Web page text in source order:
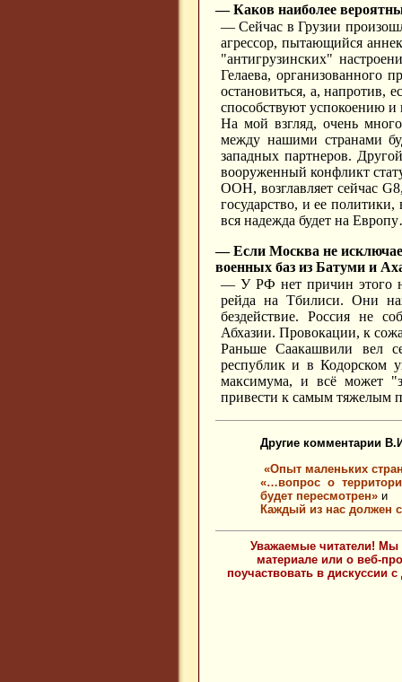
— Каков наиболее
— Сейчас в Грузии
агрессор, пытающийся
"антигрузинских"
Гелаева,
остановиться, а, напротив,
способствуют успокоению
На мой взгляд, очень
между нашими странами
западных партнеров.
вооруженный конфликт
ООН, возглавляет сейчас
государство, и ее
вся надежда будет на
— Если Москва не
военных баз из Батуми и
— У РФ нет причин этого
рейда на Тбилиси. Они
бездействие. Россия не
Абхазии. Провокации, к
Раньше Саакашвили вел
республик и в Кодорском
максимума, и всё может
привести к самым тяжелым
Другие комментарии
«Опыт маленьких
«…вопрос о
будет пересмотрен» и
Каждый из нас должен
Уважаемые читатели! Мы
материале или о веб-
поучаствовать в дискуссии